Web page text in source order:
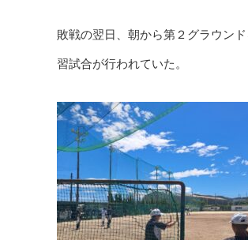
敗戦の翌日、朝から第２グラウン
習試合が行われていた。